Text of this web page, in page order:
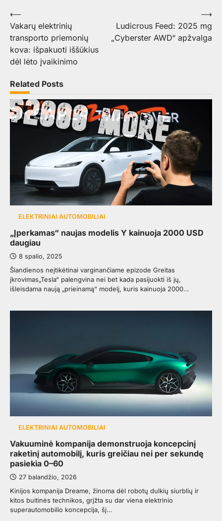
Navigacija
tarp
įrašų
⟵
Vakarų elektrinių
transporto priemonių
kova: išpakuoti iššūkius
dėl lėto įvaikinimo
Ludicrous Feed: 2025 mg
„Cyberster AWD“ apžvalga
⟶
Related Posts
ELEKTRINIAI AUTOMOBILIAI
„Įperkamas“ naujas modelis Y kainuoja 2000 USD
daugiau
8 spalio, 2025
Šiandienos neįtikėtinai varginančiame epizode Greitas
įkrovimas„Tesla“ palengvina nei bet kada pasijuokti iš jų,
išleisdama naują „prieinamą“ modelį, kuris kainuoja 2000…
ELEKTRINIAI AUTOMOBILIAI
Vakuuminė kompanija demonstruoja koncepcinį
raketinį automobilį, kuris greičiau nei per sekundę
pasiekia 0–60
27 balandžio, 2026
Kinijos kompanija Dreame, žinoma dėl robotų dulkių siurblių ir
kitos buitinės technikos, grįžta su dar viena elektrinio
superautomobilio koncepcija, šį…